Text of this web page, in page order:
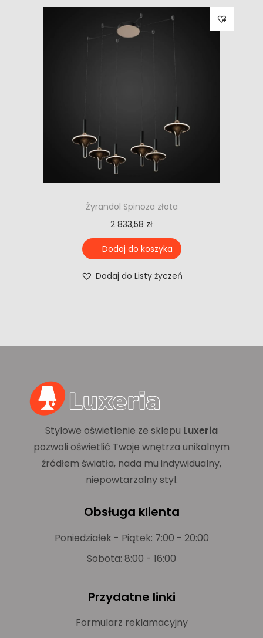
Żyrandol Spinoza złota
2 833,58 zł
Dodaj do koszyka
Dodaj do Listy życzeń
Stylowe oświetlenie ze sklepu Luxeria
pozwoli oświetlić Twoje wnętrza unikalnym
źródłem światła, nada mu indywidualny,
niepowtarzalny styl.
Obsługa klienta
Poniedziałek - Piątek: 7:00 - 20:00
Sobota: 8:00 - 16:00
Przydatne linki
Formularz reklamacyjny